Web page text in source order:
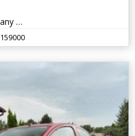
Salon PL II Właściciel Seriwoswany Bezwypadkowy
159000